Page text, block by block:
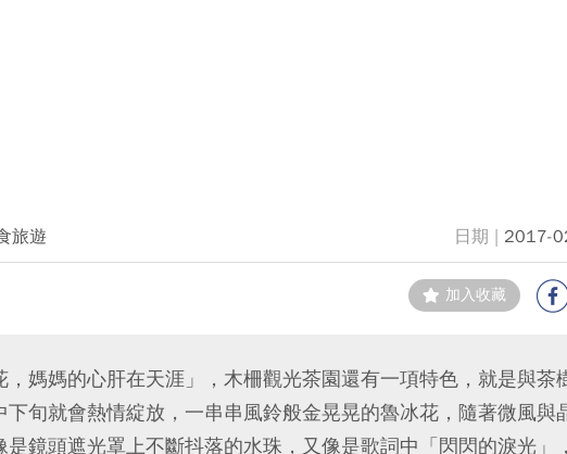
旅遊 2017-
加入收藏
，媽媽的心肝在天涯」，木柵觀光茶園還有一項特色，就是與茶
下旬就會熱情綻放，一串串風鈴般金晃晃的魯冰花，隨著微風與
是鏡頭遮光罩上不斷抖落的水珠，又像是歌詞中「閃閃的淚光」